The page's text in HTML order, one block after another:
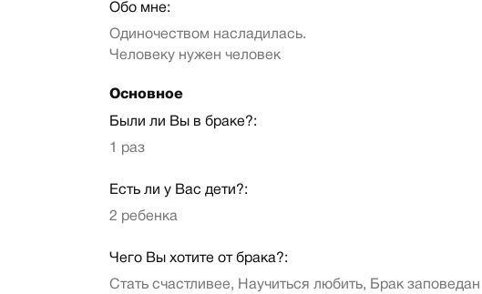
Обо мне:
Одиночеством насладилась.
Человеку нужен человек
Основное
Были ли Вы в браке?:
1 раз
Есть ли у Вас дети?:
2 ребенка
Чего Вы хотите от брака?:
Стать счастливее, Научиться любить, Брак заповедан